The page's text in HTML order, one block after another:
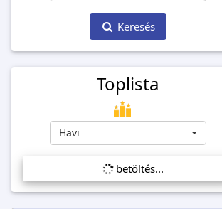
Keresés
Toplista
Havi
betöltés...